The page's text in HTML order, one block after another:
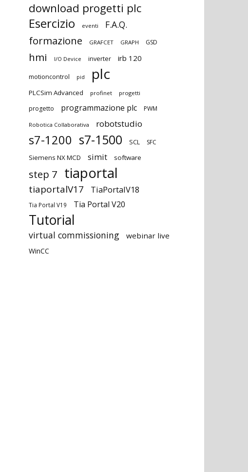
download progetti plc
Esercizio eventi F.A.Q.
formazione GRAFCET GRAPH GSD
hmi I/O Device inverter irb 120
motioncontrol pid plc
PLCSim Advanced profinet progetti
progetto programmazione plc PWM
Robotica Collaborativa robotstudio
s7-1200 s7-1500 SCL SFC
Siemens NX MCD simit software
step 7 tiaportal
tiaportalV17 TiaPortalV18
Tia Portal V19 Tia Portal V20
Tutorial
virtual commissioning webinar live
WinCC